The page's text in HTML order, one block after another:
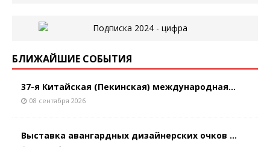
БЛИЖАЙШИЕ СОБЫТИЯ
37-я Китайская (Пекинская) международная...
08 сентября 2026
Выставка авангардных дизайнерских очков ...